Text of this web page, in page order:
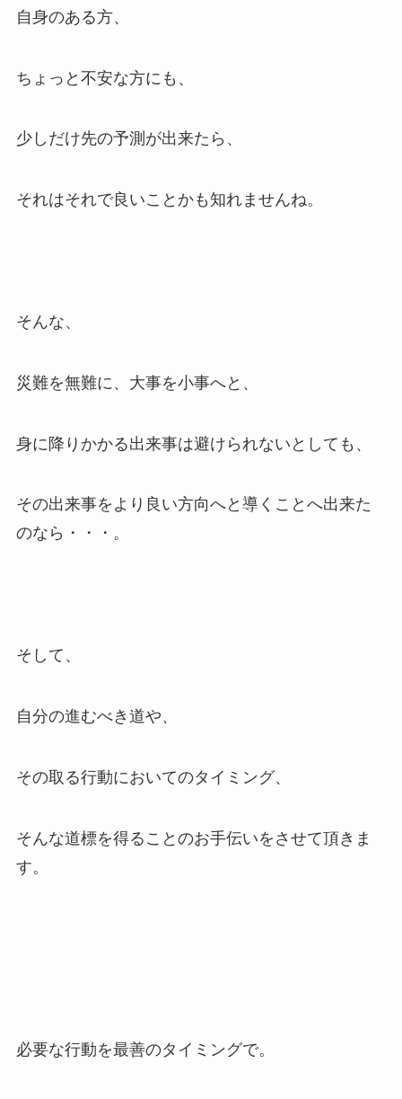
自身のある方、
ちょっと不安な方にも、
少しだけ先の予測が出来たら、
それはそれで良いことかも知れませんね。
そんな、
災難を無難に、大事を小事へと、
身に降りかかる出来事は避けられないとしても、
その出来事をより良い方向へと導くことへ出来た
のなら・・・。
そして、
自分の進むべき道や、
その取る行動においてのタイミング、
そんな道標を得ることのお手伝いをさせて頂きま
す。
必要な行動を最善のタイミングで。